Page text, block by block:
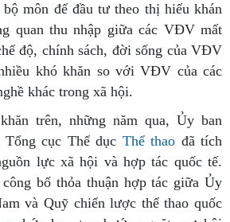
môn để đầu tư theo thị hiếu khán
quan thu nhập giữa các VĐV mất
độ, chính sách, đời sống của VĐV
khó khăn so với VĐV của các
khác trong xã hội.
trên, những năm qua, Ủy ban
Tổng cục Thể dục Thể thao đã tích
lực xã hội và hợp tác quốc tế.
bố thỏa thuận hợp tác giữa Ủy
và Quỹ chiến lược thể thao quốc